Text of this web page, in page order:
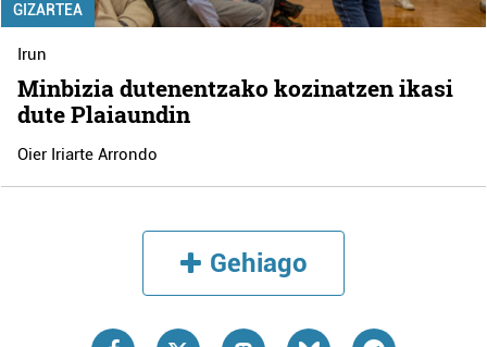
GIZARTEA
Irun
Minbizia dutenentzako kozinatzen ikasi
dute Plaiaundin
Oier Iriarte Arrondo
Gehiago